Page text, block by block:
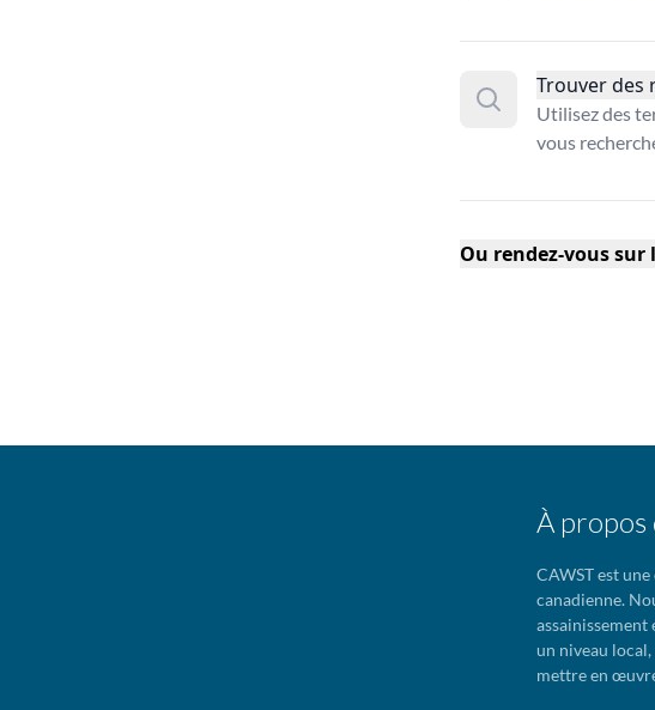
Trouver des
Utilisez des
vous
Ou rendez-vous sur
À propos
CAWST est
canadienne.
assainissement
un niveau
mettre en